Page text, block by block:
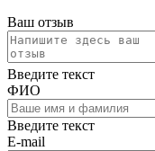
Ваш отзыв
Введите текст
ФИО
Введите текст
E-mail